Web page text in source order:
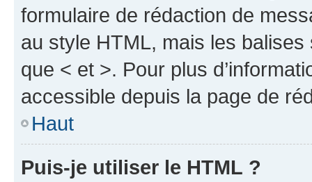
formulaire de rédaction de
au style HTML, mais les
que < et >. Pour plus
accessible depuis la page de
Haut
Puis-je utiliser le HTML ?